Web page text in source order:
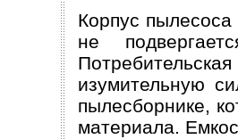
Корпус пылесоса
не
изумительную
пылесборнике,
материала.